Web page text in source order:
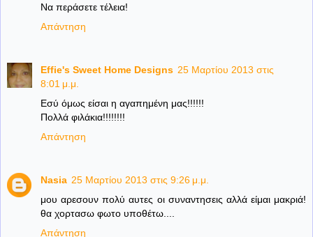
Να περάσετε τέλεια!
Απάντηση
Effie's Sweet Home Designs 25 Μαρτίου 2013 στις
8:01 μ.μ.
Εσύ όμως είσαι η αγαπημένη μας!!!!!!
Πολλά φιλάκια!!!!!!!!
Απάντηση
Nasia 25 Μαρτίου 2013 στις 9:26 μ.μ.
μου αρεσουν πολύ αυτες οι συναντησεις αλλά είμαι μακριά!
θα χορτασω φωτο υποθέτω....
Απάντηση